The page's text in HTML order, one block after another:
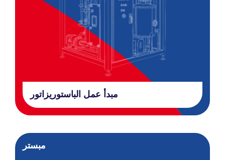
مبدأ عمل الباستوريزاتور
مبستر